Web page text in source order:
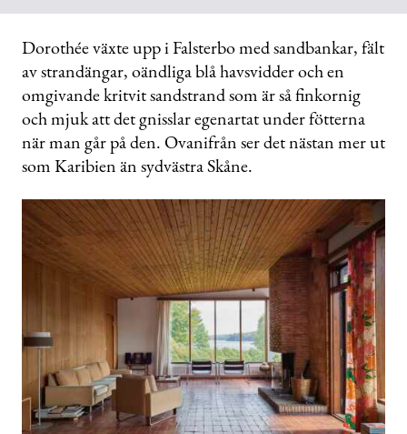
Dorothée växte upp i Falsterbo med sandbankar, fält
av strandängar, oändliga blå havsvidder och en
omgivande kritvit sandstrand som är så finkornig
och mjuk att det gnisslar egenartat under fötterna
när man går på den. Ovanifrån ser det nästan mer ut
som Karibien än sydvästra Skåne.